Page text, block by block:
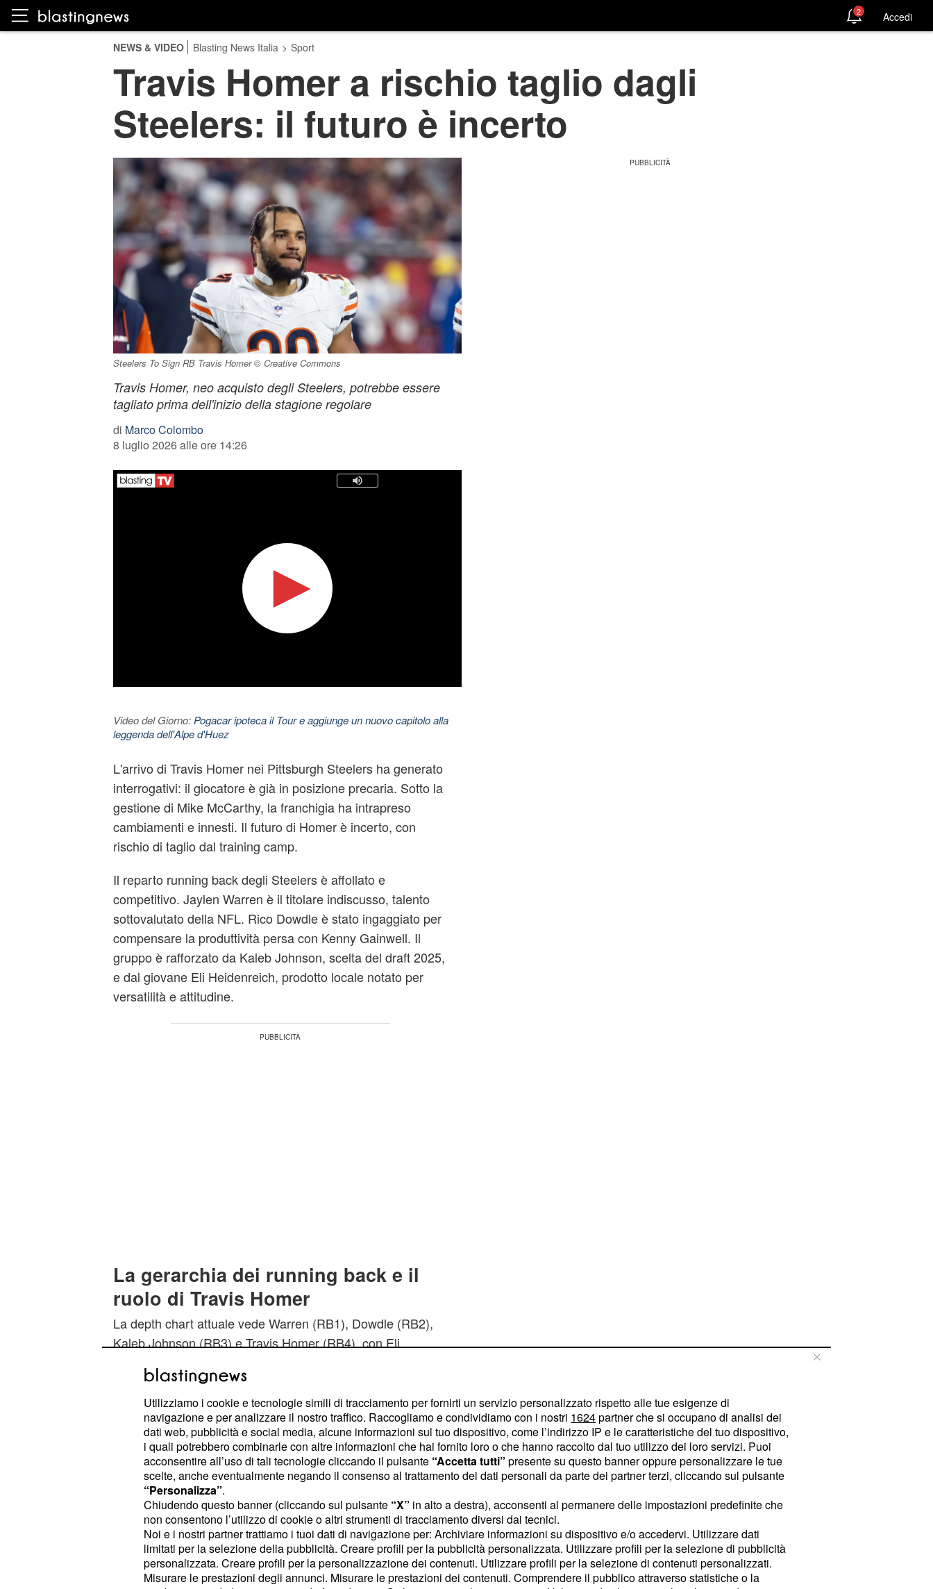
2 Accedi
NEWS & VIDEO Blasting News Italia > Sport
Travis Homer a rischio taglio dagli
Steelers: il futuro è incerto
Steelers To Sign RB Travis Homer © Creative Commons
Travis Homer, neo acquisto degli Steelers, potrebbe essere
tagliato prima dell'inizio della stagione regolare
di Marco Colombo
8 luglio 2026 alle ore 14:26
Video del Giorno: Pogacar ipoteca il Tour e aggiunge un nuovo capitolo alla
leggenda dell'Alpe d'Huez
L'arrivo di Travis Homer nei Pittsburgh Steelers ha generato
interrogativi: il giocatore è già in posizione precaria. Sotto la
gestione di Mike McCarthy, la franchigia ha intrapreso
cambiamenti e innesti. Il futuro di Homer è incerto, con
rischio di taglio dal training camp.
Il reparto running back degli Steelers è affollato e
competitivo. Jaylen Warren è il titolare indiscusso, talento
sottovalutato della NFL. Rico Dowdle è stato ingaggiato per
compensare la produttività persa con Kenny Gainwell. Il
gruppo è rafforzato da Kaleb Johnson, scelta del draft 2025,
e dal giovane Eli Heidenreich, prodotto locale notato per
versatilità e attitudine.
La gerarchia dei running back e il
ruolo di Travis Homer
La depth chart attuale vede Warren (RB1), Dowdle (RB2),
Kaleb Johnson (RB3) e Travis Homer (RB4), con Eli
Chicago e Seattle, è visto come giocatore di complemento,
apprezzato per professionalità e come "filler". La
competizione è intensa; molti tifosi preferirebbero
Heidenreich, capace di più ruoli e contribuire neglispecial
, per un posto finale.
La posizione di Homer è complicata: Kaleb Johnson e Eli
Heidenreich sono legati dacontratti da rookie. Ciò offre
alla società flessibilità economica e prospettive di crescita a
lungo termine. La sua principale competizione sarà con
Johnson e Heidenreich, il destino di Homer è legato alle
Utilizziamo i cookie e tecnologie simili di tracciamento per fornirti un servizio personalizzato rispetto alle tue esigenze di
navigazione e per analizzare il nostro traffico. Raccogliamo e condividiamo con i nostri 1624partner che si occupano di analisi dei
dati web, pubblicità e social media, alcune informazioni sul tuo dispositivo, come l’indirizzo IP e le caratteristiche del tuo dispositivo,
i quali potrebbero combinarle con altre informazioni che hai fornito loro o che hanno raccolto dal tuo utilizzo dei loro servizi. Puoi
acconsentire all’uso di tali tecnologie cliccando il pulsante “Accetta tutti” presente su questo banner oppure personalizzare le tue
scelte, anche eventualmente negando il consenso al trattamento dei dati personali da parte dei partner terzi, cliccando sul pulsante
“Personalizza”.
Chiudendo questo banner (cliccando sul pulsante “X” in alto a destra), acconsenti al permanere delle impostazioni predefinite che
non consentono l’utilizzo di cookie o altri strumenti di tracciamento diversi dai tecnici.
Noi e i nostri partner trattiamo i tuoi dati di navigazione per: Archiviare informazioni su dispositivo e/o accedervi. Utilizzare dati
limitati per la selezione della pubblicità. Creare profili per la pubblicità personalizzata. Utilizzare profili per la selezione di pubblicità
personalizzata. Creare profili per la personalizzazione dei contenuti. Utilizzare profili per la selezione di contenuti personalizzati.
Misurare le prestazioni degli annunci. Misurare le prestazioni dei contenuti. Comprendere il pubblico attraverso statistiche o la